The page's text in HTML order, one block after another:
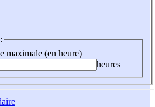
maximale (en heure)
heures